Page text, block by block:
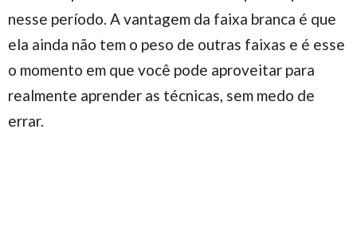
nesse período. A vantagem da faixa branca é que
ela ainda não tem o peso de outras faixas e é esse
o momento em que você pode aproveitar para
realmente aprender as técnicas, sem medo de
errar.